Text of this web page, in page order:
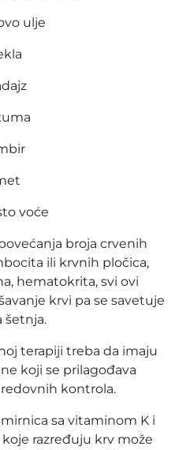
ulje
voće
broja crvenih
ili krvnih pločica,
hematokrita, svi ovi
krvi pa se savetuje
šetnja.
terapiji treba da imaju
koji se prilagođava
kontrola.
sa vitaminom K i
razređuju krv može